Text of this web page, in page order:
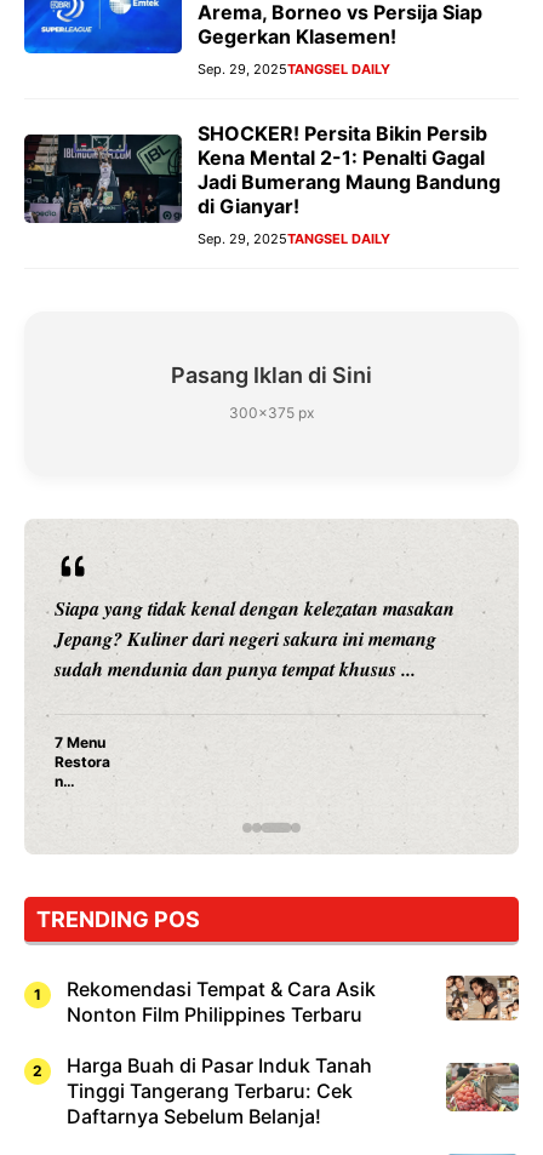
Arema, Borneo vs Persija Siap
Gegerkan Klasemen!
Sep. 29, 2025TANGSEL DAILY
SHOCKER! Persita Bikin Persib
Kena Mental 2-1: Penalti Gagal
Jadi Bumerang Maung Bandung
di Gianyar!
Sep. 29, 2025TANGSEL DAILY
Pasang Iklan di Sini
300×375 px
Siapa yang tidak kenal dengan kelezatan masakan
Jepang? Kuliner dari negeri sakura ini memang
sudah mendunia dan punya tempat khusus ...
7 Menu
Restora
n
Jepang
Dicoba,
Cuma
Sushi!
TRENDING POS
Rekomendasi Tempat & Cara Asik
Nonton Film Philippines Terbaru
Harga Buah di Pasar Induk Tanah
Tinggi Tangerang Terbaru: Cek
Daftarnya Sebelum Belanja!